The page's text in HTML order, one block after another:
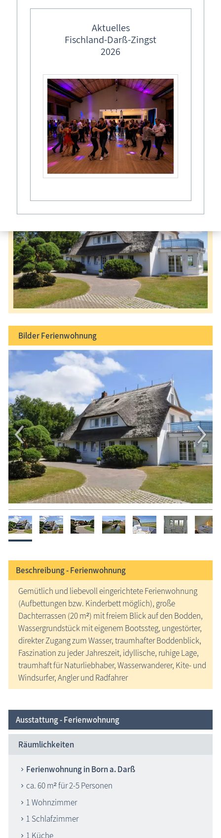
Tel.: 038 234 - 462
Buchungskalender
Buchungsformular - Ferienwohnung unverbindlich
Ferienwohnung Born a. Darß
BilderFerienwohnung
Beschreibung -Ferienwohnung
Gemütlich und liebevoll eingerichtete Ferienwohnung
(Aufbettungen bzw. Kinderbett möglich), große
Dachterrassen (20 m²) mit freiem Blick auf den Bodden,
Wassergrundstück mit eigenem Bootssteg, ungestörter,
direkter Zugang zum Wasser, traumhafter Boddenblick,
Faszination zu jeder Jahreszeit, idyllische, ruhige Lage,
traumhaft für Naturliebhaber, Wasserwanderer, Kite- und
Windsurfer, Angler und Radfahrer
Ausstattung - Ferienwohnung
Räumlichkeiten
Ferienwohnung in Born a. Darß
ca. 60 m² für 2-5 Personen
1 Wohnzimmer
1 Schlafzimmer
1 Küche
Aktuelles
Fischland-Darß-Zingst
2026